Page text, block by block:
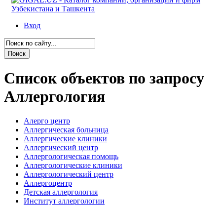
Вход
Список объектов по запросу
Аллергология
Алерго центр
Аллергическая больница
Аллергические клиники
Аллергический центр
Аллергологическая помощь
Аллергологические клиники
Аллергологический центр
Аллергоцентр
Детская аллергология
Институт аллергологии